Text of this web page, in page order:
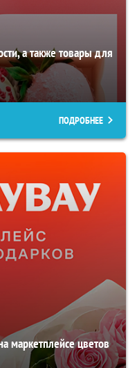
а также товары для
ПОДРОБНЕЕ
маркетплейсе цветов